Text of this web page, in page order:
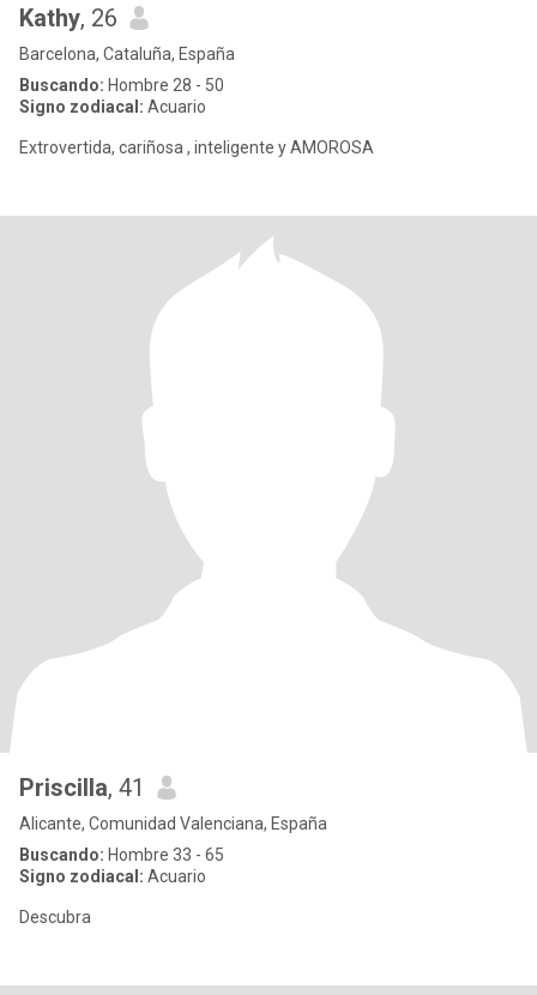
Kathy, 26
Barcelona, Cataluña, España
Buscando: Hombre 28 - 50
Signo zodiacal: Acuario
Extrovertida, cariñosa , inteligente y AMOROSA
Priscilla, 41
Alicante, Comunidad Valenciana, España
Buscando: Hombre 33 - 65
Signo zodiacal: Acuario
Descubra